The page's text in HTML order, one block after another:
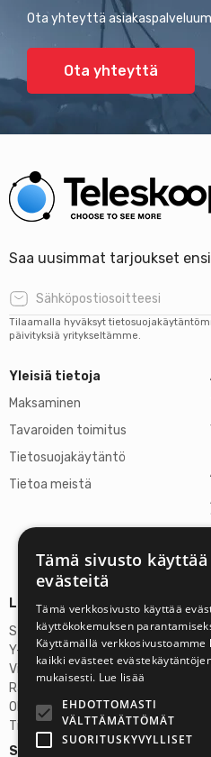
Ota yhteyttä
Ota yhteyttä
Saa uusimmat tarjoukset
Tilaamalla hyväksyt
päivityksiä yritykseltämme.
Yleisiä tietoja
Maksaminen
Tavaroiden toimitus
Tietosuojakäytäntö
Tietoa meistä
Seuraa meitä:
Lisätietoja
Stardust Finland Oy
Y-tunnus: 2972445-9
Virallinen osoite
Rantatie 37 C75, 33250 Tampere
OP Tampere
Tilinumero FI6357300820922629
Tämä sivusto käyttää
evästeitä
Tämä verkkosivusto käyttää
käyttökokemuksen
Käyttämällä verkkosivustoamme
kaikki evästeet
mukaisesti. Lue lisää
EHDOTTOMASTI
VÄLTTÄMÄTTÖMÄT
SUORITUSKYVYLLISET